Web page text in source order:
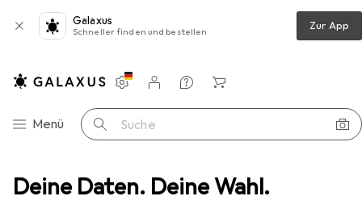
Deine Daten. Deine Wahl.
Galaxus
Schneller finden und bestellen Zur App
Navigation nach Kategorien
Menü Suche
Einstellungen
Kundenkonto
Vergleichslisten
Merklisten
Warenkorb
Speicher SSD Silicon Power Ace A55